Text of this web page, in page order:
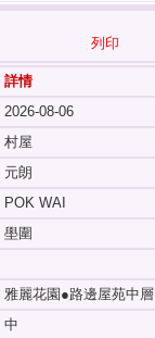
列印
詳情
2026-08-06
村屋
元朗
POK WAI
壆圍
雅麗花園●路邊屋苑中層
中